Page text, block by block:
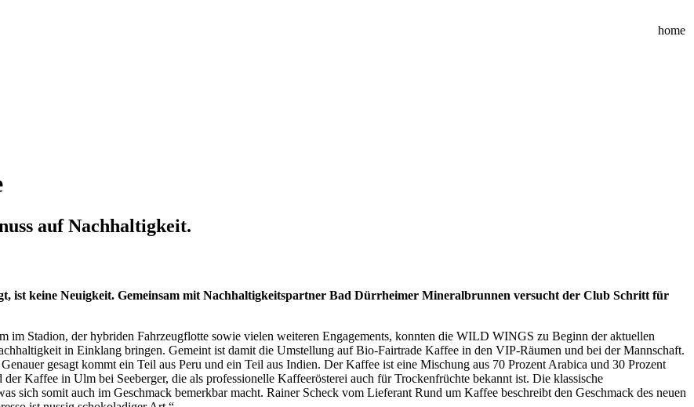
home
auf Nachhaltigkeit.
ist keine Neuigkeit. Gemeinsam mit Nachhaltigkeitspartner Bad Dürrheimer Mineralbrunnen versucht der Club Schritt für
im Stadion, der hybriden Fahrzeugflotte sowie vielen weiteren Engagements, konnten die WILD WINGS zu Beginn der aktuellen
in Einklang bringen. Gemeint ist damit die Umstellung auf Bio-Fairtrade Kaffee in den VIP-Räumen und bei der Mannschaft.
gesagt kommt ein Teil aus Peru und ein Teil aus Indien. Der Kaffee ist eine Mischung aus 70 Prozent Arabica und 30 Prozent
Kaffee in Ulm bei Seeberger, die als professionelle Kaffeerösterei auch für Trockenfrüchte bekannt ist. Die klassische
sich somit auch im Geschmack bemerkbar macht. Rainer Scheck vom Lieferant Rund um Kaffee beschreibt den Geschmack des neuen